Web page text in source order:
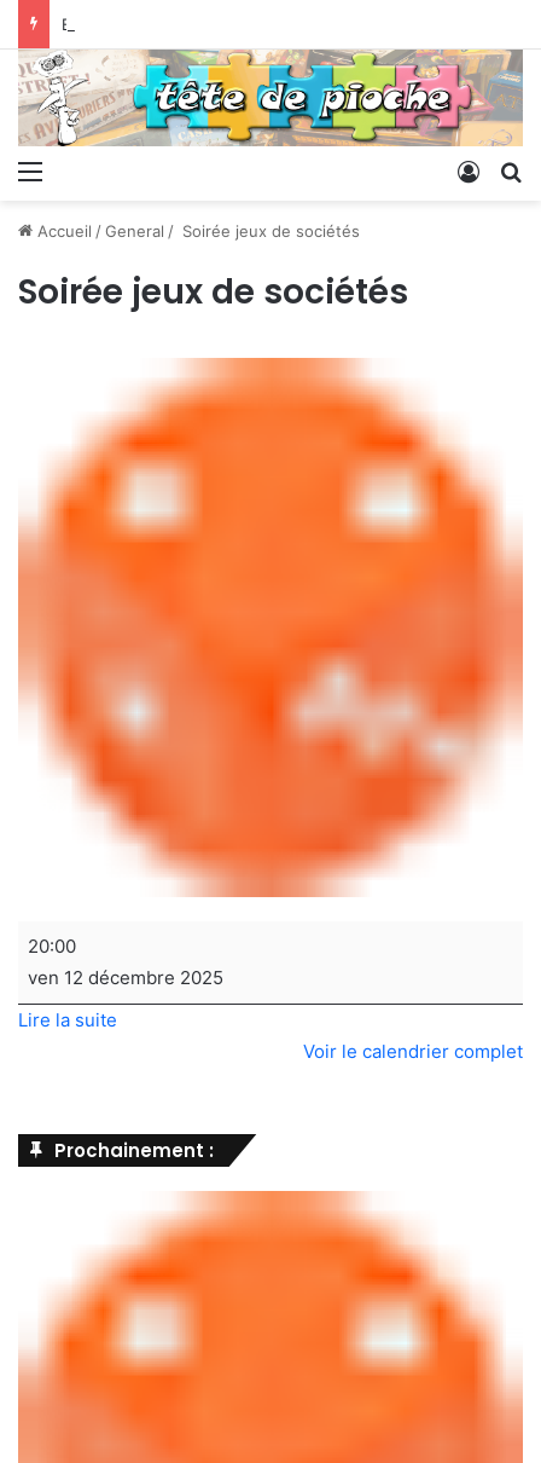
Bonnes fêtes !
Menu
Accueil /General / Soirée jeux de sociétés
Soirée jeux de sociétés
Soirée
de
sociétés
20:00
ven 12 décembre 2025
Lire la suite
Voir le calendrier complet
Prochainement :